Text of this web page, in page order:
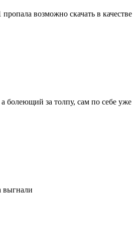
возможно скачать в качестве
болеющий за толпу, сам по себе уже
выгнали